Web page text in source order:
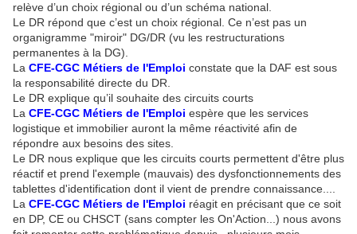
relève d’un choix régional ou d’un schéma national.
Le DR répond que c’est un choix régional. Ce n’est pas un
organigramme "miroir" DG/DR (vu les restructurations
permanentes à la DG).
La CFE-CGC Métiers de l'Emploi constate que la DAF est sous
la responsabilité directe du DR.
Le DR explique qu’il souhaite des circuits courts
La CFE-CGC Métiers de l'Emploi espère que les services
logistique et immobilier auront la même réactivité afin de
répondre aux besoins des sites.
Le DR nous explique que les circuits courts permettent d'être plus
réactif et prend l'exemple (mauvais) des dysfonctionnements des
tablettes d'identification dont il vient de prendre connaissance....
La CFE-CGC Métiers de l'Emploi réagit en précisant que ce soit
en DP, CE ou CHSCT (sans compter les On'Action...) nous avons